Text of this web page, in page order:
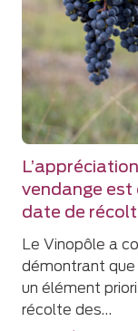
vendange est
date de
Le Vinopôle a
démontrant que
un élément
récolte des…